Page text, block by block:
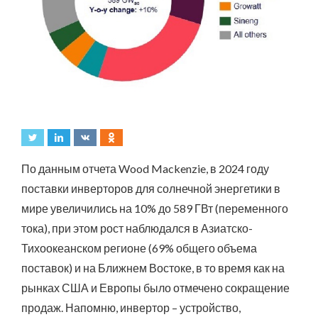
По данным отчета Wood Mackenzie, в 2024 году
поставки инверторов для солнечной энергетики в
мире увеличились на 10% до 589 ГВт (переменного
тока), при этом рост наблюдался в Азиатско-
Тихоокеанском регионе (69% общего объема
поставок) и на Ближнем Востоке, в то время как на
рынках США и Европы было отмечено сокращение
продаж. Напомню, инвертор – устройство,